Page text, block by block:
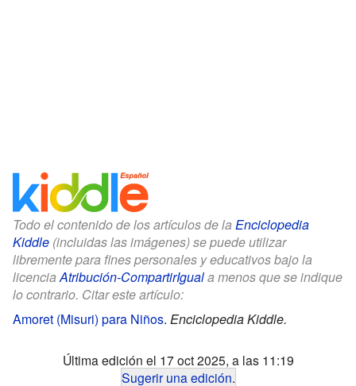
Todo el contenido de los artículos de la Enciclopedia
Kiddle (incluidas las imágenes) se puede utilizar
libremente para fines personales y educativos bajo la
licenciaAtribución-CompartirIguala menos que se indique
lo contrario. Citar este artículo:
Amoret (Misuri) para Niños. Enciclopedia Kiddle.
Última edición el 17 oct 2025, a las 11:19
Sugerir una edición.